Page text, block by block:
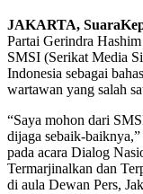
JAKARTA,
Partai Gerindra
SMSI (Serikat Media
Indonesia sebagai
wartawan yang salah
“Saya mohon dari
dijaga sebaik-
pada acara Dialog
Termarjinalkan dan
di aula Dewan Pers,